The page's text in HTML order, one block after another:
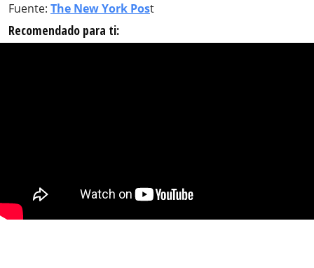
Fuente: The New York Post
Recomendado para ti: